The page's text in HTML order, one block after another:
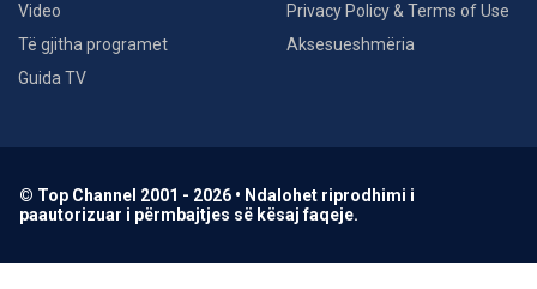
Video
Të gjitha programet
Guida TV
Privacy Policy & Terms of Use
Aksesueshmëria
© Top Channel 2001 - 2026 • Ndalohet riprodhimi i
paautorizuar i përmbajtjes së kësaj faqeje.